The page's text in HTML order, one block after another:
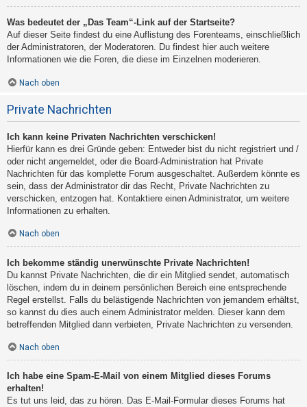
Was bedeutet der „Das Team“-Link auf der Startseite?
Auf dieser Seite findest du eine Auflistung des Forenteams, einschließlich
der Administratoren, der Moderatoren. Du findest hier auch weitere
Informationen wie die Foren, die diese im Einzelnen moderieren.
Nach oben
Private Nachrichten
Ich kann keine Privaten Nachrichten verschicken!
Hierfür kann es drei Gründe geben: Entweder bist du nicht registriert und /
oder nicht angemeldet, oder die Board-Administration hat Private
Nachrichten für das komplette Forum ausgeschaltet. Außerdem könnte es
sein, dass der Administrator dir das Recht, Private Nachrichten zu
verschicken, entzogen hat. Kontaktiere einen Administrator, um weitere
Informationen zu erhalten.
Nach oben
Ich bekomme ständig unerwünschte Private Nachrichten!
Du kannst Private Nachrichten, die dir ein Mitglied sendet, automatisch
löschen, indem du in deinem persönlichen Bereich eine entsprechende
Regel erstellst. Falls du belästigende Nachrichten von jemandem erhältst,
so kannst du dies auch einem Administrator melden. Dieser kann dem
betreffenden Mitglied dann verbieten, Private Nachrichten zu versenden.
Nach oben
Ich habe eine Spam-E-Mail von einem Mitglied dieses Forums
erhalten!
Es tut uns leid, das zu hören. Das E-Mail-Formular dieses Forums hat